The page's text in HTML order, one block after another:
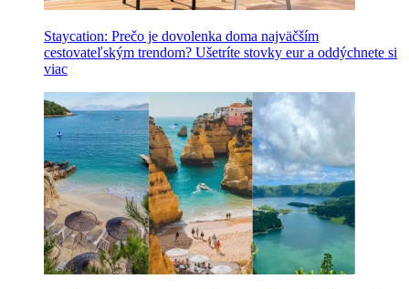
Staycation: Prečo je dovolenka doma najväčším
cestovateľským trendom? Ušetríte stovky eur a oddýchnete si
viac